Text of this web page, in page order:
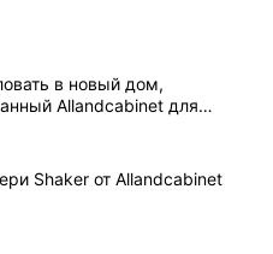
в новый дом,
Allandcabinet для
Shaker от Allandcabinet